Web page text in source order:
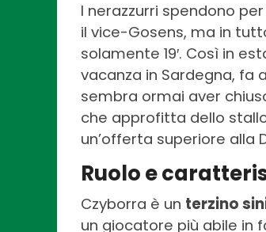
I nerazzurri spendono
il vice-Gosens, ma in
solamente 19′. Così in
vacanza in Sardegna, fa
sembra ormai aver
che approfitta dello
un’offerta superiore alla
Ruolo e
Czyborra è un terzino
un giocatore più abile in